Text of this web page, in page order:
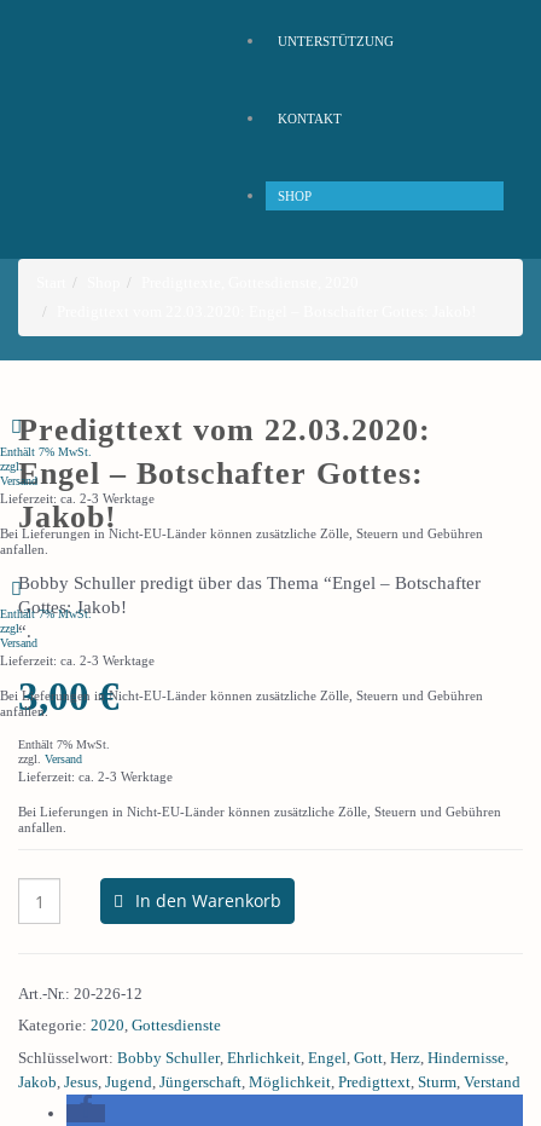
UNTERSTÜTZUNG
KONTAKT
SHOP
Predigttext vom 22.03.2020:
Engel – Botschafter Gottes:
Jakob!
Enthält 7% MwSt.
zzgl.
Versand
Lieferzeit: ca. 2-3 Werktage
Bei Lieferungen in Nicht-EU-Länder können zusätzliche Zölle, Steuern und Gebühren
anfallen.
Enthält 7% MwSt.
zzgl.
Versand
Lieferzeit: ca. 2-3 Werktage
Bei Lieferungen in Nicht-EU-Länder können zusätzliche Zölle, Steuern und Gebühren
anfallen.
Bobby Schuller predigt über das Thema “Engel – Botschafter
Gottes: Jakob!
“.
3,00€
Enthält 7% MwSt.
zzgl. Versand
Lieferzeit: ca. 2-3 Werktage
Bei Lieferungen in Nicht-EU-Länder können zusätzliche Zölle, Steuern und Gebühren
anfallen.
In den Warenkorb
Art.-Nr.: 20-226-12
Kategorie: 2020, Gottesdienste
Schlüsselwort: Bobby Schuller, Ehrlichkeit Engel Gott Herz Hindernisse
Jakob Jesus Jugend Jüngerschaft Möglichkeit Predigttext Sturm Verstand